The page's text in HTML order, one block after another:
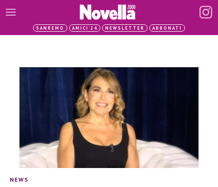
SANREMO AMICI 24 NEWSLETTER ABBONATI
NEWS